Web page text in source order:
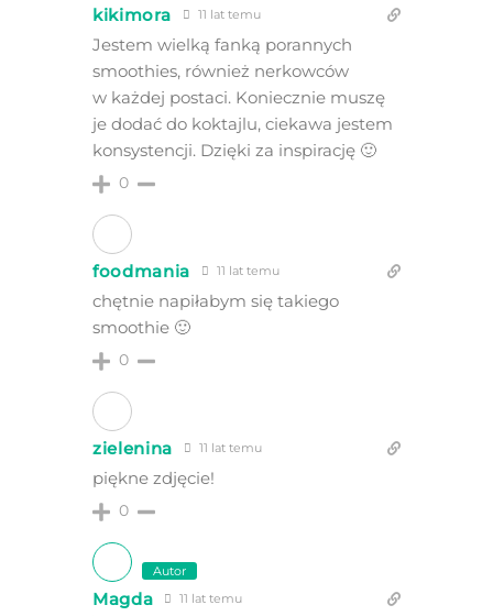
kikimora 11 lat temu
Jestem wielką fanką porannych
smoothies, również nerkowców
w każdej postaci. Koniecznie muszę
je dodać do koktajlu, ciekawa jestem
konsystencji. Dzięki za inspirację 🙂
0
foodmania 11 lat temu
chętnie napiłabym się takiego
smoothie 🙂
0
zielenina 11 lat temu
piękne zdjęcie!
0
Autor
Magda 11 lat temu